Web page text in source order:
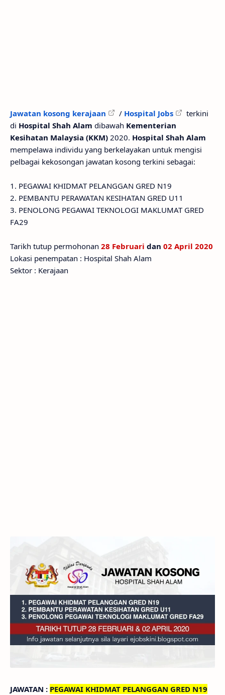
Jawatan kosong kerajaan / Hospital Jobs
terkini
di Hospital Shah Alam dibawah Kementerian
Kesihatan Malaysia (KKM) 2020. Hospital Shah Alam
mempelawa individu yang berkelayakan untuk mengisi
pelbagai kekosongan jawatan kosong terkini sebagai:
1. PEGAWAI KHIDMAT PELANGGAN GRED N19
2. PEMBANTU PERAWATAN KESIHATAN GRED U11
3. PENOLONG PEGAWAI TEKNOLOGI MAKLUMAT GRED
FA29
Tarikh tutup permohonan 28 Februari dan 02 April 2020
Lokasi penempatan : Hospital Shah Alam
Sektor : Kerajaan
JAWATAN : PEGAWAI KHIDMAT PELANGGAN GRED N19